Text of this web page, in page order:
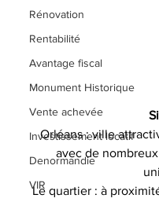
Rénovation
Rentabilité
Avantage fiscal
Monument Historique
Vente achevée
Investissement locatif
Denormandie
VIR
Orléans : ville
avec de
Le quartier : à